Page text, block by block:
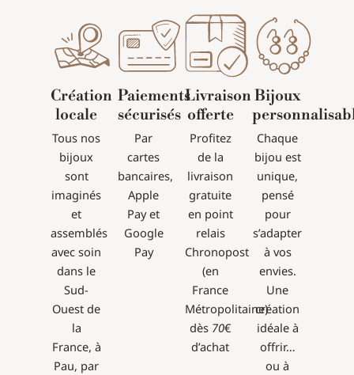
Création
locale
Tous nos
bijoux
sont
imaginés
et
assemblés
avec soin
dans le
Sud-
Ouest de
la
France, à
Pau, par
Paiements
sécurisés
Par
cartes
bancaires,
Apple
Pay et
Google
Pay
Livraison
offerte
Profitez
de la
livraison
gratuite
en point
relais
Chronopost
(en
France
Métropolitaine)
dès 70€
d’achat
Bijoux
Chaque
bijou est
unique,
pensé
pour
s’adapter
à vos
envies.
Une
création
idéale à
offrir…
ou à